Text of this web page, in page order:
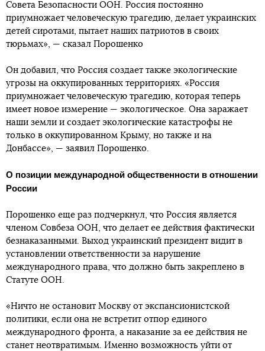
Совета Безопасности ООН. Россия постоянно
приумножает человеческую трагедию, делает украинских
детей сиротами, пытает наших патриотов в своих
тюрьмах», — сказал Порошенко
Он добавил, что Россия создает также экологические
угрозы на оккупированных территориях. «Россия
приумножает человеческую трагедию, которая теперь
имеет новое измерение — экологическое. Она заражает
наши земли и создает экологические катастрофы не
только в оккупированном Крыму, но также и на
Донбассе», — заявил Порошенко.
О позиции международной общественности в отношении
России
Порошенко еще раз подчеркнул, что Россия является
членом Совбеза ООН, что делает ее действия фактически
безнаказанными. Выход украинский президент видит в
установлении ответственности за нарушение
международного права, что должно быть закреплено в
Статуте ООН.
«Ничто не остановит Москву от экспансионистской
политики, если она не встретит отпор единого
международного фронта, а наказание за ее действия не
станет неотвратимым. Именно возможность уйти от